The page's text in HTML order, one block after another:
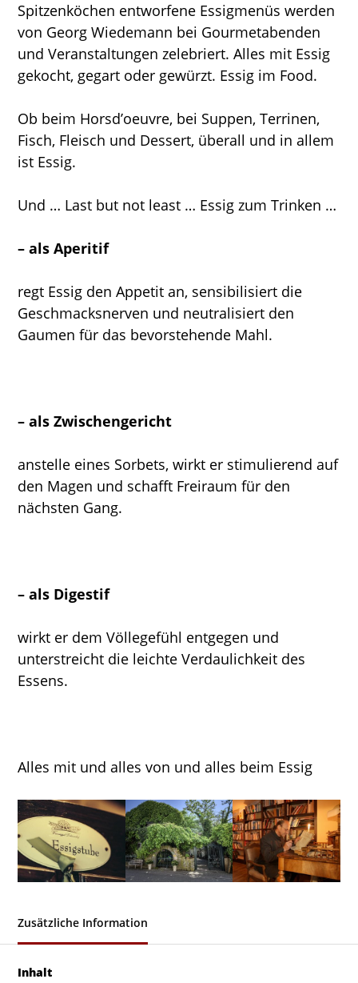
Spitzenköchen entworfene Essigmenüs werden
von Georg Wiedemann bei Gourmetabenden
und Veranstaltungen zelebriert. Alles mit Essig
gekocht, gegart oder gewürzt. Essig im Food.
Ob beim Horsd’oeuvre, bei Suppen, Terrinen,
Fisch, Fleisch und Dessert, überall und in allem
ist Essig.
Und … Last but not least … Essig zum Trinken …
– als Aperitif
regt Essig den Appetit an, sensibilisiert die
Geschmacksnerven und neutralisiert den
Gaumen für das bevorstehende Mahl.
– als Zwischengericht
anstelle eines Sorbets, wirkt er stimulierend auf
den Magen und schafft Freiraum für den
nächsten Gang.
– als Digestif
wirkt er dem Völlegefühl entgegen und
unterstreicht die leichte Verdaulichkeit des
Essens.
Alles mit und alles von und alles beim Essig
Zusätzliche Information
Inhalt